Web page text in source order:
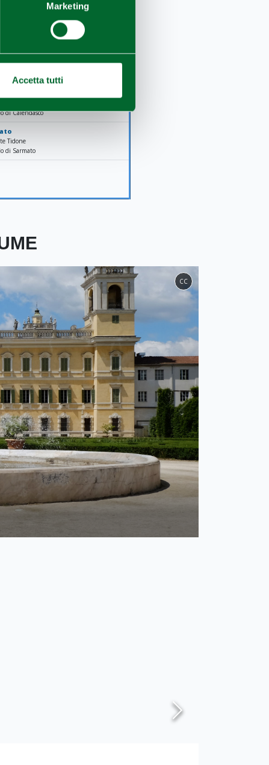
Marketing
Accetta tutti
Giuseppe Verdi
Piacentino
Po
S. Giovanni Battista e Palazzo Comunale
Calendasco
Tidone
di Sarmato
CC